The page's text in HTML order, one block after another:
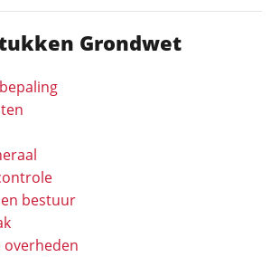
Grondwet
bestuur
overheden